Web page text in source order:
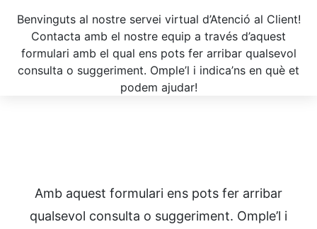
Benvinguts al nostre servei virtual d’Atenció al Client!
Contacta amb el nostre equip a través d’aquest
formulari amb el qual ens pots fer arribar qualsevol
consulta o suggeriment. Omple’l i indica’ns en què et
podem ajudar!
Amb aquest formulari ens pots fer arribar
qualsevol consulta o suggeriment. Omple’l i